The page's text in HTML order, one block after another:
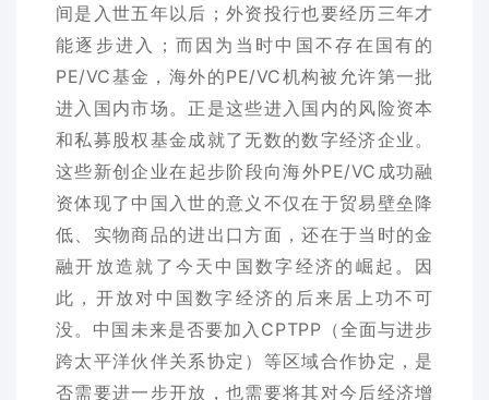
间是入世五年以后；外资投行也要经历三年才
能逐步进入；而因为当时中国不存在国有的
PE/VC基金，海外的PE/VC机构被允许第一批
进入国内市场。正是这些进入国内的风险资本
和私募股权基金成就了无数的数字经济企业。
这些新创企业在起步阶段向海外PE/VC成功融
资体现了中国入世的意义不仅在于贸易壁垒降
低、实物商品的进出口方面，还在于当时的金
融开放造就了今天中国数字经济的崛起。因
此，开放对中国数字经济的后来居上功不可
没。中国未来是否要加入CPTPP（全面与进步
跨太平洋伙伴关系协定）等区域合作协定，是
否需要进一步开放，也需要将其对今后经济增